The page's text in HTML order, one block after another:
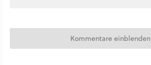
Kommentare einblenden